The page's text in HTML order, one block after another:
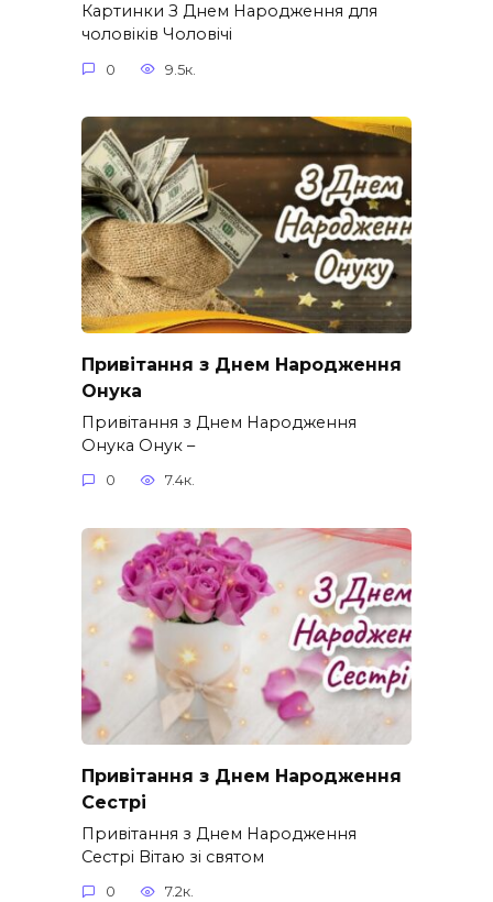
Картинки З Днем Народження для
чоловіків​ Чоловічі
0 9.5к.
Привітання з Днем Народження
Онука
Привітання з Днем Народження
Онука Онук –
0 7.4к.
Привітання з Днем Народження
Сестрі
Привітання з Днем Народження
Сестрі Вітаю зі святом
0 7.2к.